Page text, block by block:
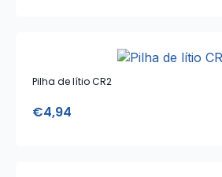
Pilha de lítio CR2
€4,94